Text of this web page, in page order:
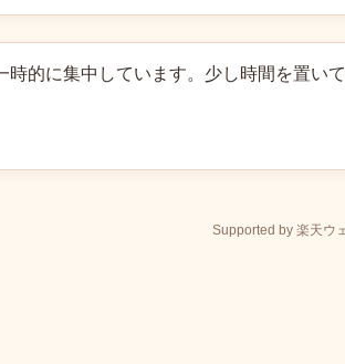
的に集中しています。少し時間を置い
Supported by 楽天ウ